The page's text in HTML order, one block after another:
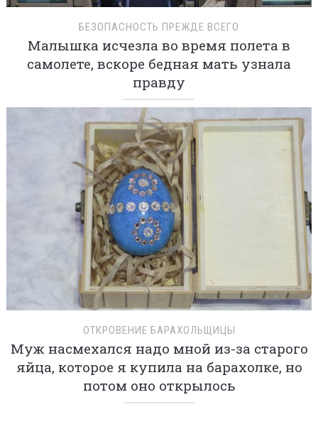
БЕЗОПАСНОСТЬ ПРЕЖДЕ ВСЕГО
Малышка исчезла во время полета в
самолете, вскоре бедная мать узнала
правду
ОТКРОВЕНИЕ БАРАХОЛЬЩИЦЫ
Муж насмехался надо мной из-за старого
яйца, которое я купила на барахолке, но
потом оно открылось